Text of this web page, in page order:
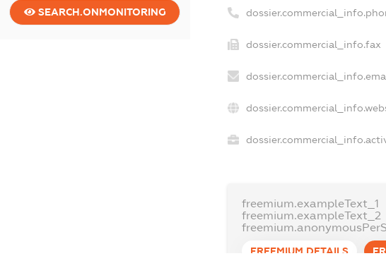
SEARCH.ONMONITORING
dossier.commercial_info.fax
freemium.exampleText_1
freemium.exampleText_2
FREEMIUM.DETAILS